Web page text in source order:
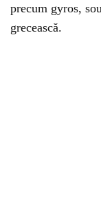
precum gyros,
grecească.